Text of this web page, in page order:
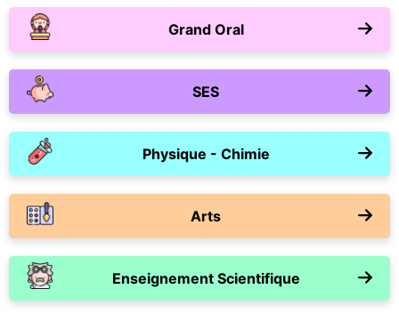
Grand Oral
SES
Physique - Chimie
Arts
Enseignement Scientifique